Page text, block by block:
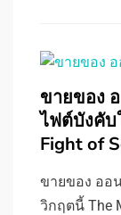
ขายของ
ไฟต์บังคับ
Fight of
ขายของ ออ
วิกฤตนี้ The